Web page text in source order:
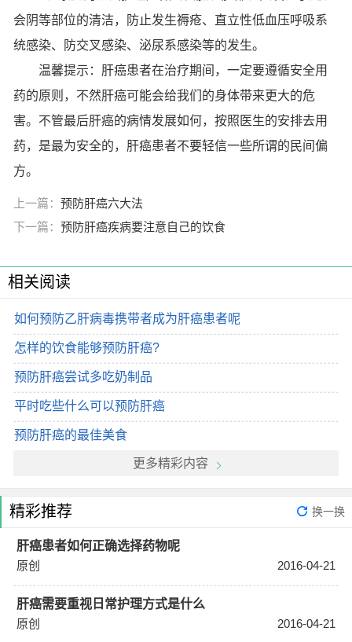
会阴等部位的清洁，防止发生褥疮、直立性低血压呼吸系
统感染、防交叉感染、泌尿系感染等的发生。
温馨提示：肝癌患者在治疗期间，一定要遵循安全用
药的原则，不然肝癌可能会给我们的身体带来更大的危
害。不管最后肝癌的病情发展如何，按照医生的安排去用
药，是最为安全的，肝癌患者不要轻信一些所谓的民间偏
方。
上一篇： 预防肝癌六大法
下一篇： 预防肝癌疾病要注意自己的饮食
相关阅读
如何预防乙肝病毒携带者成为肝癌患者呢
怎样的饮食能够预防肝癌?
预防肝癌尝试多吃奶制品
平时吃些什么可以预防肝癌
预防肝癌的最佳美食
更多精彩内容
精彩推荐 换一换
肝癌患者如何正确选择药物呢
原创
2016-04-21
肝癌需要重视日常护理方式是什么
原创
2016-04-21